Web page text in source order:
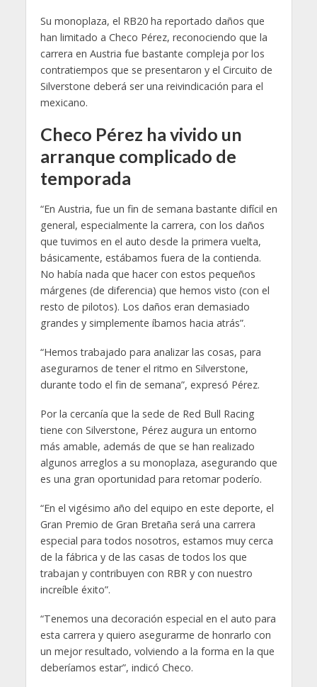
Su monoplaza, el RB20 ha reportado daños que
han limitado a Checo Pérez, reconociendo que la
carrera en Austria fue bastante compleja por los
contratiempos que se presentaron y el Circuito de
Silverstone deberá ser una reivindicación para el
mexicano.
Checo Pérez ha vivido un
arranque complicado de
temporada
“En Austria, fue un fin de semana bastante difícil en
general, especialmente la carrera, con los daños
que tuvimos en el auto desde la primera vuelta,
básicamente, estábamos fuera de la contienda.
No había nada que hacer con estos pequeños
márgenes (de diferencia) que hemos visto (con el
resto de pilotos). Los daños eran demasiado
grandes y simplemente íbamos hacia atrás”.
“Hemos trabajado para analizar las cosas, para
asegurarnos de tener el ritmo en Silverstone,
durante todo el fin de semana”, expresó Pérez.
Por la cercanía que la sede de Red Bull Racing
tiene con Silverstone, Pérez augura un entorno
más amable, además de que se han realizado
algunos arreglos a su monoplaza, asegurando que
es una gran oportunidad para retomar poderío.
“En el vigésimo año del equipo en este deporte, el
Gran Premio de Gran Bretaña será una carrera
especial para todos nosotros, estamos muy cerca
de la fábrica y de las casas de todos los que
trabajan y contribuyen con RBR y con nuestro
increíble éxito”.
“Tenemos una decoración especial en el auto para
esta carrera y quiero asegurarme de honrarlo con
un mejor resultado, volviendo a la forma en la que
deberíamos estar”, indicó Checo.